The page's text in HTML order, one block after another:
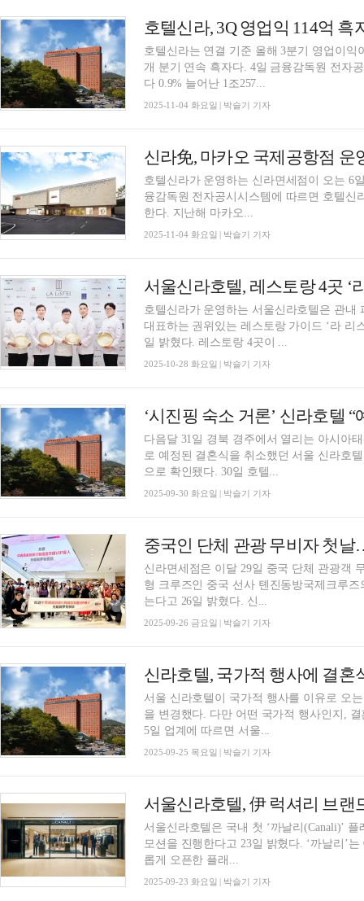
호텔신라, 3Q 영업익 114억
호텔신라는 연결 기준 올해 3분기 영업이익
개 분기 연속 흑자다. 4일 금융감독원 전자공시시스템에 따르면 매출액은 지난해 같은 기간보
다 0.9% 늘어난 1조257...
2025-11-04 화요일 | 박슬기 기자
신라免, 마카오 국제공항점
호텔신라가 운영하는 신라면세점이 오는 6일
융감독원 전자공시시스템에 따르면 호텔신
한다. 지난해 마카오...
2025-11-04 화요일 | 박슬기 기자
호텔신라가 운영하는 서울신라호텔은 관내
대표하는 권위있는 레스토랑 가이드 ‘라 리
일 밝혔다. 레스토랑 4곳이 ...
2025-10-28 화요일 | 박슬기 기자
‘시진핑 숙소 거론’ 신라호텔
다음달 31일 경북 경주에서 열리는 아시아
로 예정된 결혼식을 취소했던 서울 신라호
으로 확인됐다. 30일 호텔...
2025-09-30 화요일 | 박슬기 기자
중국인 단체 관광 무비자 첫
신라면세점은 이달 29일 중국 단체 관광객
형 크루즈인 중국 선사 톈진동방국제크루즈
는다고 26일 밝혔다. 신...
2025-09-26 금요일 | 박슬기 기자
서울 신라호텔이 국가적 행사를 이유로 오
을 변경했다. 다만 어떤 국가적 행사인지,
5일 업계에 따르면 서울...
2025-09-25 목요일 | 박슬기 기자
서울신라호텔, 伊 럭셔리 브랜
서울신라호텔은 국내 첫 ‘까날리(Canali)’
모션을 진행한다고 23일 밝혔다. ‘까날리’는 이탈리아 럭셔리 남성 라이프스타일 브랜드다. 새
롭게 오픈한 플래...
2025-09-23 화요일 | 박슬기 기자